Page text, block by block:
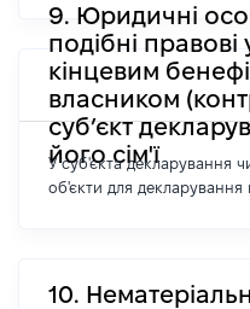
9. Юридичні
подібні
кінцевим
власником
суб’єкт
його сім'ї
У суб'єкта декларування
об'єкти для декларування
10.